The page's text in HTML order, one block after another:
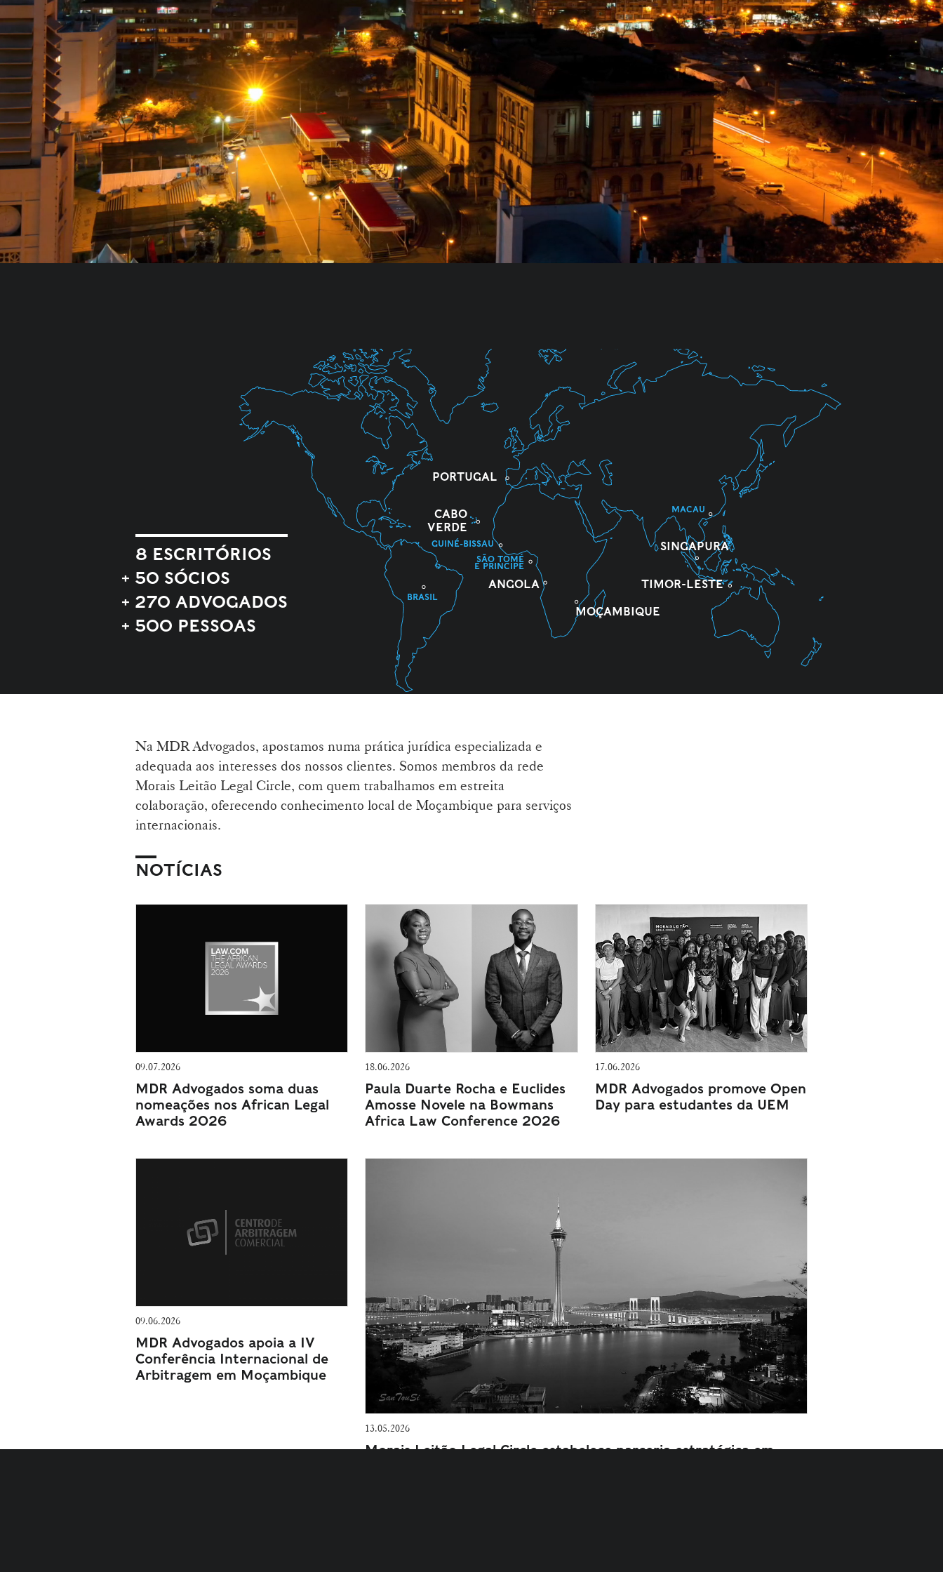
8 ESCRITÓRIOS
+ 50 SÓCIOS
+ 270 ADVOGADOS
+ 500 PESSOAS
PORTUGAL
ANGOLA
MOÇAMBIQUE
CABO
VERDE
SINGAPURA
GUINÉ-BISSAU
SÃO TOMÉ
E PRINCIPE
BRASIL
MACAU
TIMOR-LESTE
Na MDR Advogados, apostamos numa prática jurídica especializada e
adequada aos interesses dos nossos clientes. Somos membros da rede
Morais Leitão Legal Circle, com quem trabalhamos em estreita
colaboração, oferecendo conhecimento local de Moçambique para serviços
internacionais.
NOTÍCIAS
09.07.2026
MDR Advogados soma duas
nomeações nos African Legal
Awards 2026
18.06.2026
Paula Duarte Rocha e Euclides
Amosse Novele na Bowmans
Africa Law Conference 2026
17.06.2026
MDR Advogados promove Open
Day para estudantes da UEM
09.06.2026
MDR Advogados apoia a IV
Conferência Internacional de
Arbitragem em Moçambique
13.05.2026
Morais Leitão Legal Circle estabelece parceria estratégica em